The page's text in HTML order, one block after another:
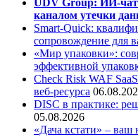
UDV Group: ИИ-
каналом утечки
Smart-Quick:
сопровождение для
«Мир упаковки»:
эффективной
Check Risk WAF
веб-ресурса
DISC в практике:
05.08.2026
«Дача кстати» –